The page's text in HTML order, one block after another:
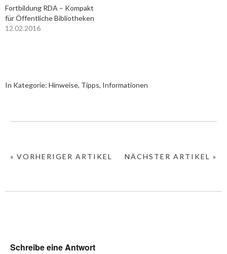
Fortbildung RDA – Kompakt
für Öffentliche Bibliotheken
12.02.2016
In Kategorie: Hinweise, Tipps, Informationen
NÄCHSTER ARTIKEL »
« VORHERIGER ARTIKEL
Schreibe eine Antwort